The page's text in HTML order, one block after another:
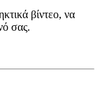
βίντεο, να
σας.